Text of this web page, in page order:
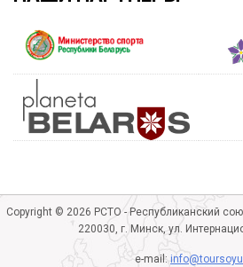
Copyright © 2026 РСТО - Республиканский
220030, г. Минск, ул.
e-mail: